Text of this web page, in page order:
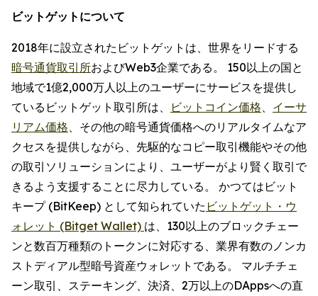
ビットゲットについて
2018年に設立されたビットゲットは、世界をリードする
暗号通貨取引所およびWeb3企業である。 150以上の国と
地域で1億2,000万人以上のユーザーにサービスを提供し
ているビットゲット取引所は、
ビットコイン価格
イーサ
リアム価格 、その他の暗号通貨価格へのリアルタイムなア
クセスを提供しながら、先駆的なコピー取引機能やその他
の取引ソリューションにより、ユーザーがより賢く取引で
きるよう支援することに尽力している。 かつてはビット
キープ (BitKeep) として知られていた ビットゲット・ウ
ォレット (Bitget Wallet) は、130以上のブロックチェー
ンと数百万種類のトークンに対応する、業界有数のノンカ
ストディアル型暗号資産ウォレットである。 マルチチェ
ーン取引、ステーキング、決済、2万以上のDAppsへの直